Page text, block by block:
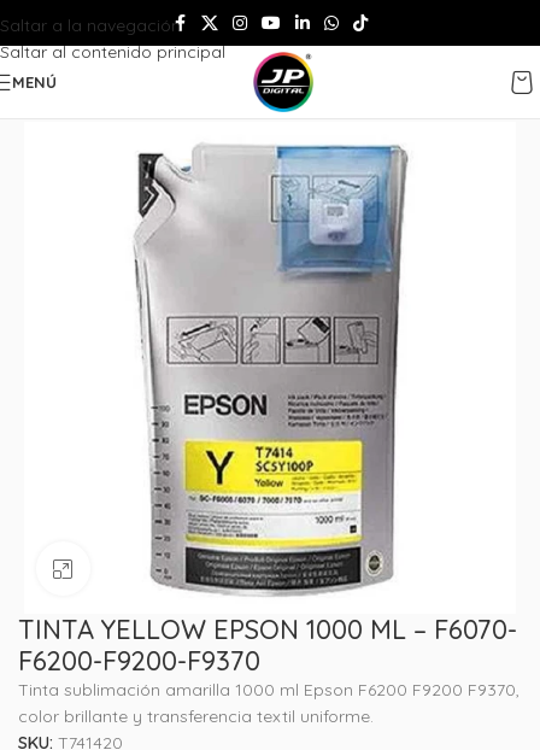
Saltar a la navegación
Saltar al contenido principal
MENÚ
Haga clic para ampliar
TINTA YELLOW EPSON 1000 ML – F6070-
F6200-F9200-F9370
Tinta sublimación amarilla 1000 ml Epson F6200 F9200 F9370,
color brillante y transferencia textil uniforme.
SKU: T741420